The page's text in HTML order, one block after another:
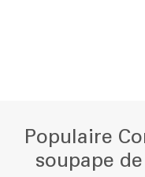
Populaire
soupape